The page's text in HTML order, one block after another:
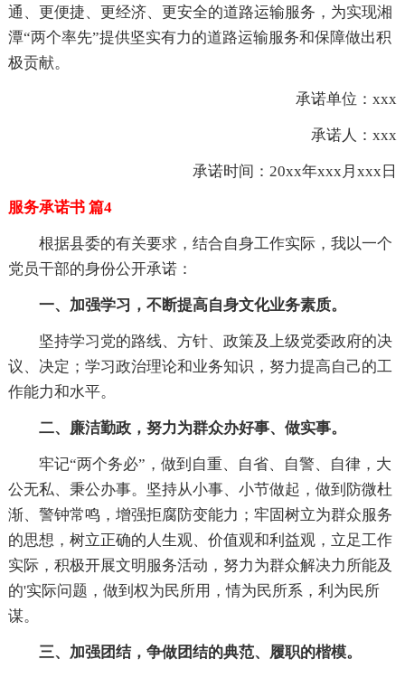
通、更便捷、更经济、更安全的道路运输服务，为实现湘
潭“两个率先”提供坚实有力的道路运输服务和保障做出积
极贡献。
承诺单位：xxx
承诺人：xxx
承诺时间：20xx年xxx月xxx日
服务承诺书 篇4
根据县委的有关要求，结合自身工作实际，我以一个
党员干部的身份公开承诺：
一、加强学习，不断提高自身文化业务素质。
坚持学习党的路线、方针、政策及上级党委政府的决
议、决定；学习政治理论和业务知识，努力提高自己的工
作能力和水平。
二、廉洁勤政，努力为群众办好事、做实事。
牢记“两个务必”，做到自重、自省、自警、自律，大
公无私、秉公办事。坚持从小事、小节做起，做到防微杜
渐、警钟常鸣，增强拒腐防变能力；牢固树立为群众服务
的思想，树立正确的人生观、价值观和利益观，立足工作
实际，积极开展文明服务活动，努力为群众解决力所能及
的'实际问题，做到权为民所用，情为民所系，利为民所
谋。
三、加强团结，争做团结的典范、履职的楷模。